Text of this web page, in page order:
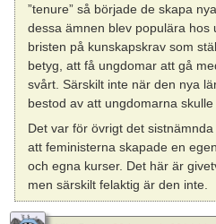
”tenure” så började de skapa
dessa ämnen blev populära hos
bristen på kunskapskrav som
betyg, att få ungdomar att gå
svårt. Särskilt inte när den nya
bestod av att ungdomarna
Det var för övrigt det
att feministerna skapade en
och egna kurser. Det här är
men särskilt felaktig är den inte.